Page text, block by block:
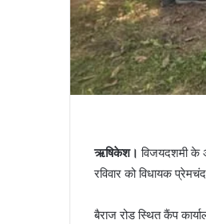
ऋषिकेश। विजयदशमी के
रविवार को विधायक
बैराज रोड स्थित कैंप